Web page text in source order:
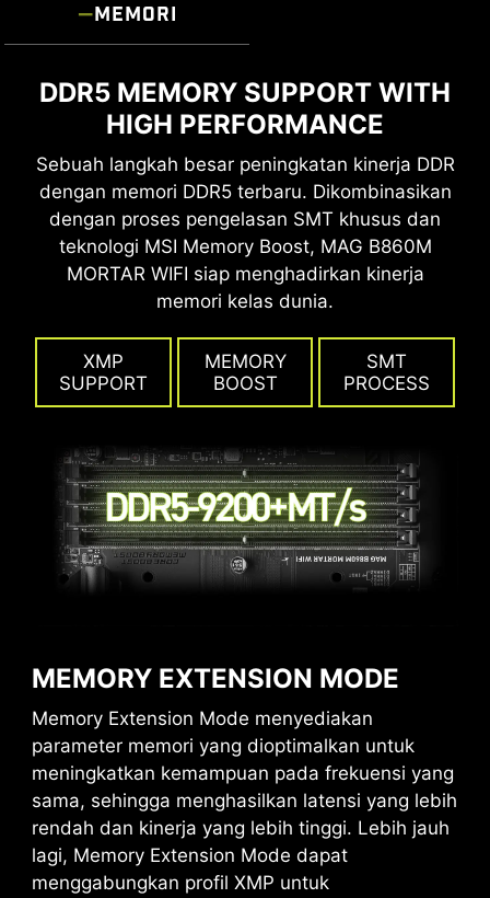
MEMORI
DDR5 MEMORY SUPPORT WITH
HIGH PERFORMANCE
Sebuah langkah besar peningkatan kinerja DDR
dengan memori DDR5 terbaru. Dikombinasikan
dengan proses pengelasan SMT khusus dan
teknologi MSI Memory Boost, MAG B860M
MORTAR WIFI siap menghadirkan kinerja
memori kelas dunia.
XMP
SUPPORT
MEMORY
BOOST
SMT
PROCESS
MEMORY EXTENSION MODE
Memory Extension Mode menyediakan
parameter memori yang dioptimalkan untuk
meningkatkan kemampuan pada frekuensi yang
sama, sehingga menghasilkan latensi yang lebih
rendah dan kinerja yang lebih tinggi. Lebih jauh
lagi, Memory Extension Mode dapat
menggabungkan profil XMP untuk